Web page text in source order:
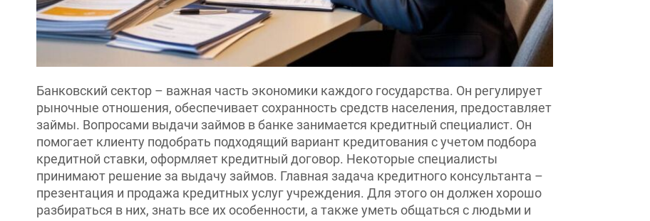
рыночные отношения, обеспечивает сохранность средств населения, предоставляет
займы. Вопросами выдачи займов в банке занимается кредитный специалист. Он
помогает клиенту подобрать подходящий вариант кредитования с учетом подбора
кредитной ставки, оформляет кредитный договор. Некоторые специалисты
принимают решение за выдачу займов. Главная задача кредитного консультанта –
презентация и продажа кредитных услуг учреждения. Для этого он должен хорошо
разбираться в них, знать все их особенности, а также уметь общаться с людьми и
находить выход из проблемных ситуаций. Профессия может иметь несколько узких